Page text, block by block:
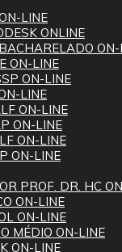
LINE
ONLINE
ON-
ON-LINE
ON-LINE
LINE
ON-LINE
ON-LINE
ON-LINE
ON-LINE
PROF. DR. HC
ON-LINE
ON-LINE
MÉDIO ON-LINE
ON-LINE